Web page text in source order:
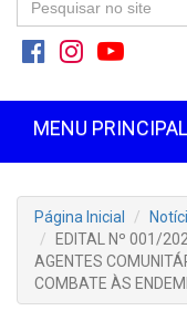
MENU PRINCIPAL
Página Inicial
EDITAL Nº 001/
AGENTES
COMBATE ÀS